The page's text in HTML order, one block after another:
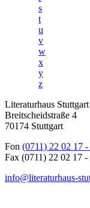
s
t
u
v
w
x
y
z
Literaturhaus Stuttgart
Breitscheidstraße 4
70174 Stuttgart
Fon (0711) 22 02 17 -
Fax (0711) 22 02 17 -
info@literaturhaus-